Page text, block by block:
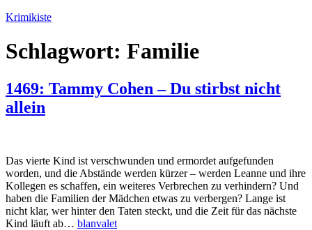
Zum
springen
Krimikiste
Schlagwort: Familie
1469: Tammy Cohen – Du stirbst nicht
allein
Das vierte Kind ist verschwunden und ermordet aufgefunden
worden, und die Abstände werden kürzer – werden Leanne und ihre
Kollegen es schaffen, ein weiteres Verbrechen zu verhindern? Und
haben die Familien der Mädchen etwas zu verbergen? Lange ist
nicht klar, wer hinter den Taten steckt, und die Zeit für das nächste
Kind läuft ab… blanvalet